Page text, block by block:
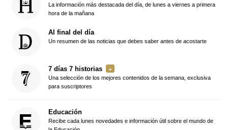
La información más destacada del día, de lunes a viernes a primera
hora de la mañana
Al final del día
Un resumen de las noticias que debes saber antes de acostarte
7 días 7 historias
Una selección de los mejores contenidos de la semana, exclusiva
para suscriptores
Educación
Recibe cada lunes novedades e información útil sobre el mundo de